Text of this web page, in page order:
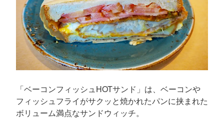
「ベーコンフィッシュHOTサンド」は、ベーコンや
フィッシュフライがサクッと焼かれたパンに挟まれた
ボリューム満点なサンドウィッチ。